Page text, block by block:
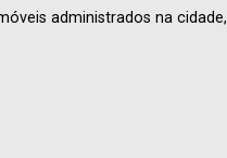
administrados na cidade,